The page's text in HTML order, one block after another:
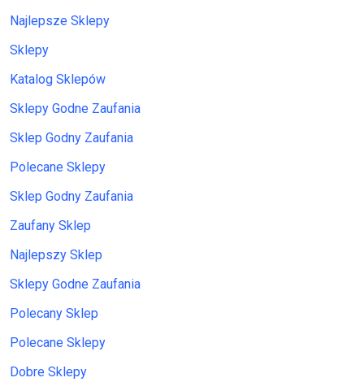
Najlepsze Sklepy
Sklepy
Katalog Sklepów
Sklepy Godne Zaufania
Sklep Godny Zaufania
Polecane Sklepy
Sklep Godny Zaufania
Zaufany Sklep
Najlepszy Sklep
Sklepy Godne Zaufania
Polecany Sklep
Polecane Sklepy
Dobre Sklepy